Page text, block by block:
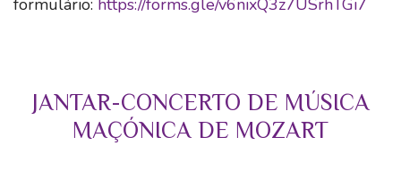
formulário: https://forms.gle/v6nixQ3z7USrhTGi7
JANTAR-CONCERTO DE MÚSICA
MAÇÓNICA DE MOZART